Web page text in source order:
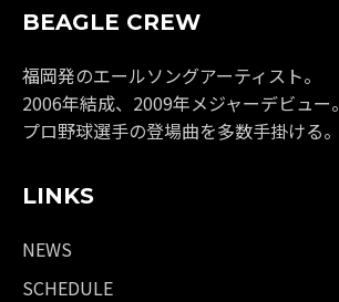
BEAGLE CREW
福岡発のエールソングアーティスト。
2006年結成、2009年メジャーデビュー。
プロ野球選手の登場曲を多数手掛ける。
LINKS
NEWS
SCHEDULE